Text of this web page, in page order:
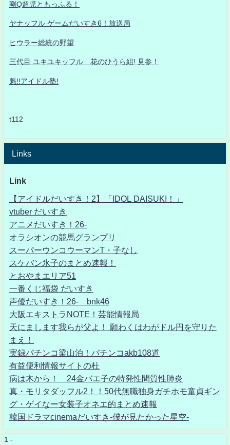
剛Q超児ともっふる！
ヤナッフル ゲームだいすき6！放送局
ヒウラー総統の野望
三代目 ユキユキッフル 花のひうら組! 見参！
魁!!アイドル塾!
t112
Links
Link
【アイドルだいすき！2】「IDOL DAISUKI！」
vtuber だいすき
アニメだいすき！26-
オラシオンの競馬グランプリ
スーパーウンコウーマンT・子なし
スケバン氷子のまとめ速報！
とおやまエリア51
一番くじ福袋 だいすき
声優だいすき！26- bnk46
大阪エキストラNOTE！芸能情報局
天にまします我らが父よ！ 願わくはわがドル円を守りた
まえ！
実録パチンコ梁山泊！パチンコakb108道
有益便利情報サイトの杜
病は木から！ 24金バエ子の特発性間質性肺炎
真・モリタダッフル2！！50代無職独身ガチホモ童貞ギン
グ・ゲイなー女装子オネエ的まとめ速報
韓国ドラマcinemaだいすき-僕が見たかった星空-
1 -